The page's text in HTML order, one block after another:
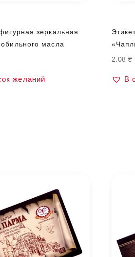
зеркальная
масла
желаний
2.08 ₴
В